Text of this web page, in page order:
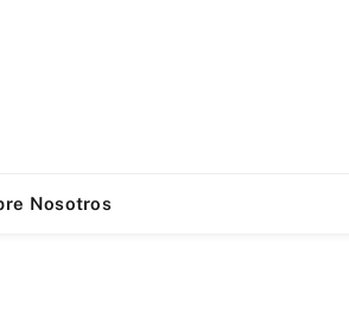
Nosotros